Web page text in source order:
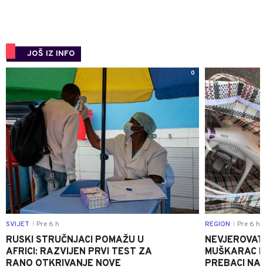
JOŠ IZ INFO
0
SVIJET Pre 6 h
RUSKI STRUČNJACI POMAŽU U
AFRICI: RAZVIJEN PRVI TEST ZA
RANO OTKRIVANJE NOVE
REGION Pre 6 h
MUŠKARAC
PREBACI